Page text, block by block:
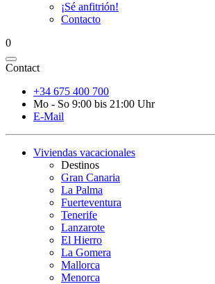
¡Sé anfitrión!
Contacto
0
Contact
+34 675 400 700
Mo - So 9:00 bis 21:00 Uhr
E-Mail
Viviendas vacacionales
Destinos
Gran Canaria
La Palma
Fuerteventura
Tenerife
Lanzarote
El Hierro
La Gomera
Mallorca
Menorca